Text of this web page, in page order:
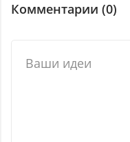
Комментарии (0)